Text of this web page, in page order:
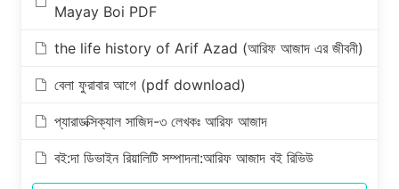
Mayay Boi PDF
the life history of Arif Azad (আরিফ আজাদ এর জীবনী)
বেলা ফুরাবার আগে (pdf download)
প্যারাডক্সিক্যাল সাজিদ-৩ লেখকঃ আরিফ আজাদ
বই:দা ডিভাইন রিয়ালিটি সম্পাদনা:আরিফ আজাদ বই রিভিউ